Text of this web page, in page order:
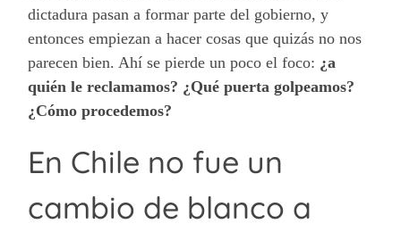
dictadura pasan a formar parte del gobierno, y
entonces empiezan a hacer cosas que quizás no nos
parecen bien. Ahí se pierde un poco el foco: ¿a
quién le reclamamos? ¿Qué puerta golpeamos?
¿Cómo procedemos?
En Chile no fue un
cambio de blanco a